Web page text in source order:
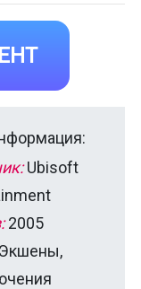
Ubisoft
2005